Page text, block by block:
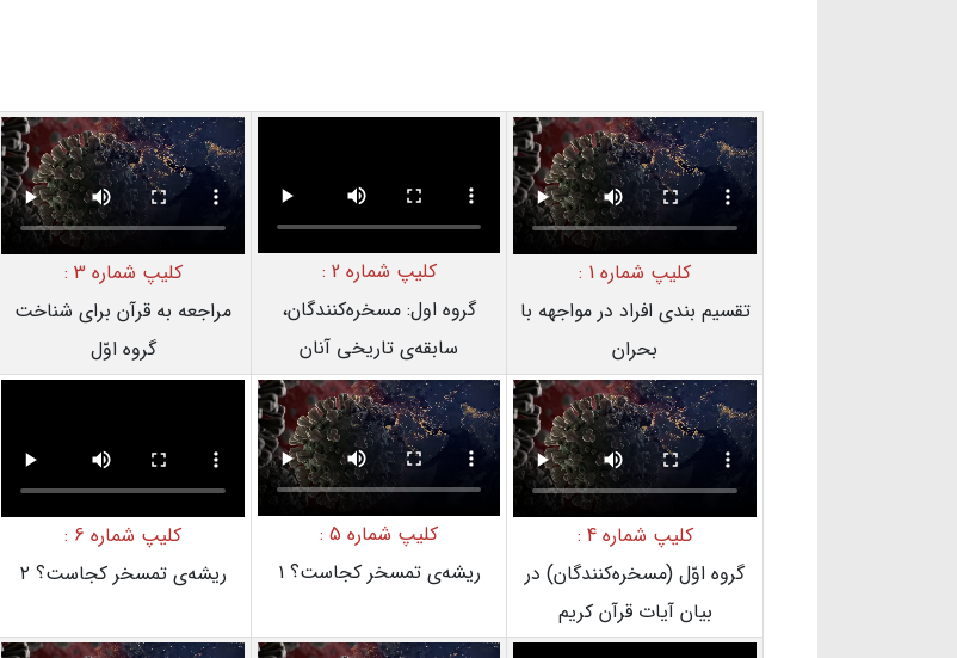
کلیپ شماره 1 :
تقسیم بندی افراد در مواجهه با
بحران
کلیپ شماره 2 :
گروه اول: مسخره‌کنندگان،
سابقه‌ی تاریخی آنان
کلیپ شماره 3 :
مراجعه به قرآن برای شناخت
گروه اوّل
کلیپ شماره 4 :
گروه اوّل (مسخره‌کنندگان) در
بیان آیات قرآن کریم
کلیپ شماره 5 :
ریشه‌ی تمسخر کجاست؟ ۱
کلیپ شماره 6 :
ریشه‌ی تمسخر کجاست؟ ۲